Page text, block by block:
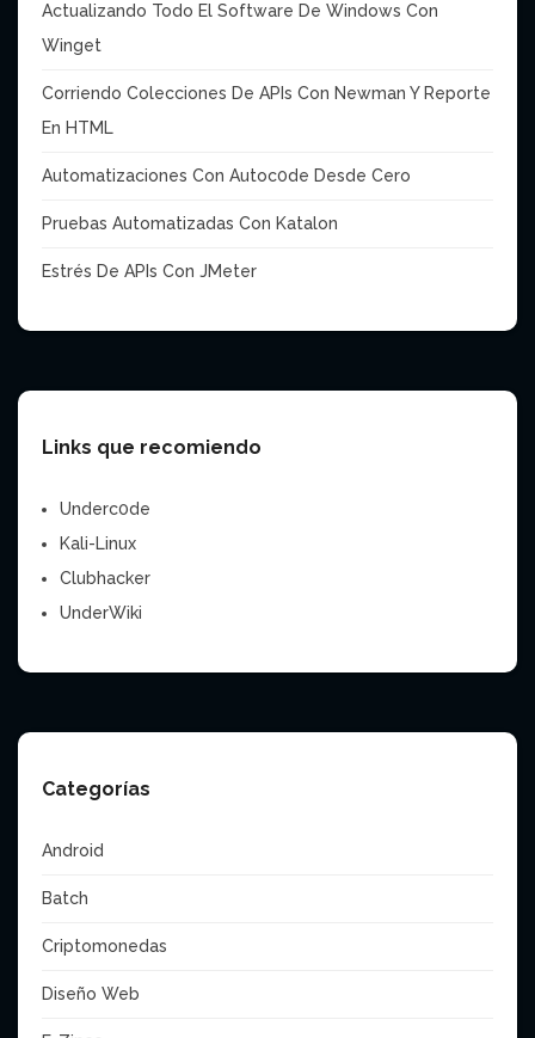
Actualizando Todo El Software De Windows Con
Winget
Corriendo Colecciones De APIs Con Newman Y Reporte
En HTML
Automatizaciones Con Autoc0de Desde Cero
Pruebas Automatizadas Con Katalon
Estrés De APIs Con JMeter
Links que recomiendo
Underc0de
Kali-Linux
Clubhacker
UnderWiki
Categorías
Android
Batch
Criptomonedas
Diseño Web